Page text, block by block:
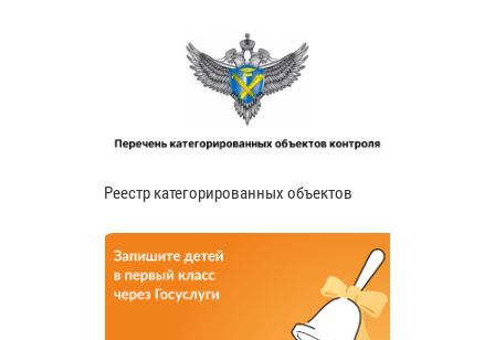
Реестр категорированных объектов